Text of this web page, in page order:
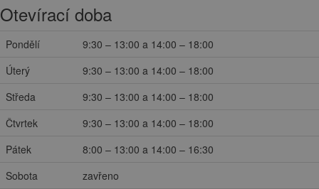
Otevírací doba
Pondělí
9:30 – 13:00 a 14:00 – 18:00
Úterý
9:30 – 13:00 a 14:00 – 18:00
Středa
9:30 – 13:00 a 14:00 – 18:00
Čtvrtek
9:30 – 13:00 a 14:00 – 18:00
Pátek
8:00 – 13:00 a 14:00 – 16:30
Sobota
zavřeno